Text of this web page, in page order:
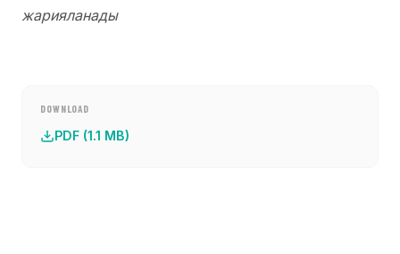
жарияланады
DOWNLOAD
PDF (1.1 MB)